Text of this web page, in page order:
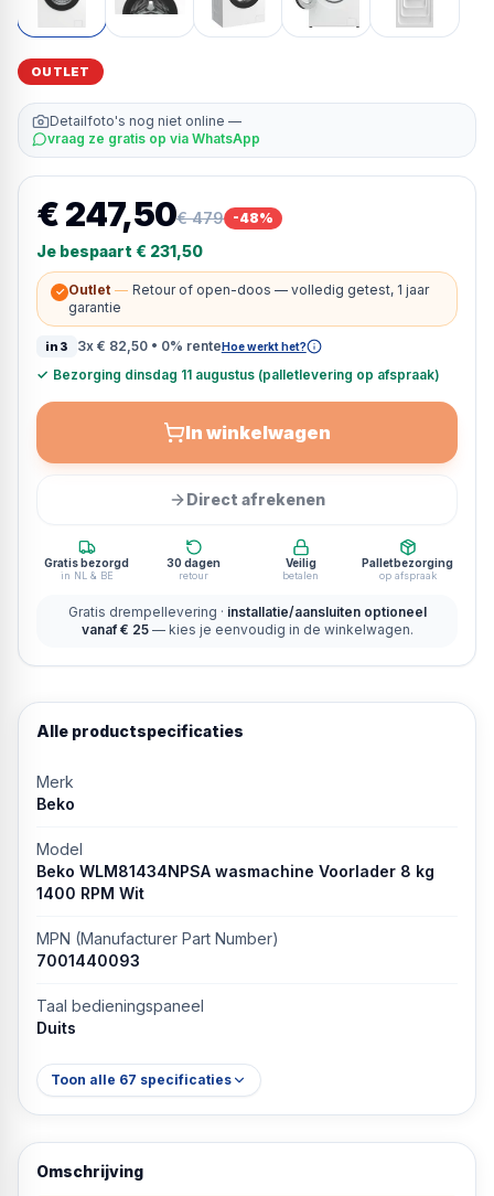
OUTLET
Detailfoto's nog niet online —
vraag ze gratis op via WhatsApp
€ 247,50€ 479 -48%
Je bespaart € 231,50
✓ Outlet — Retour of open-doos — volledig getest, 1 jaar
garantie
in3 3x € 82,50• 0% renteHoe werkt het?
✓ Bezorging dinsdag 11 augustus (palletlevering op afspraak)
In winkelwagen
Direct afrekenen
Gratis bezorgd
in NL & BE
30 dagen
retour
Veilig
betalen
Palletbezorging
op afspraak
Gratis drempellevering · installatie/aansluiten optioneel
vanaf € 25 — kies je eenvoudig in de winkelwagen.
Alle productspecificaties
Merk
Beko
Model
Beko WLM81434NPSA wasmachine Voorlader 8 kg
1400 RPM Wit
MPN (Manufacturer Part Number)
7001440093
Taal bedieningspaneel
Duits
Toon alle 67 specificaties
Omschrijving